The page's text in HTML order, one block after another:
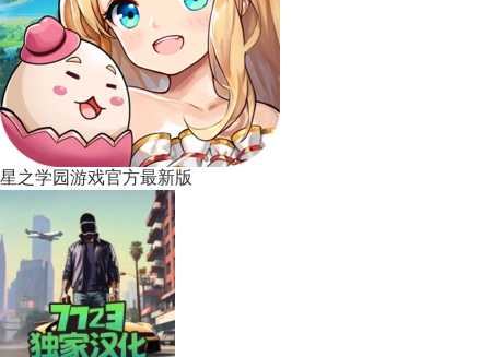
星之学园游戏官方最新版